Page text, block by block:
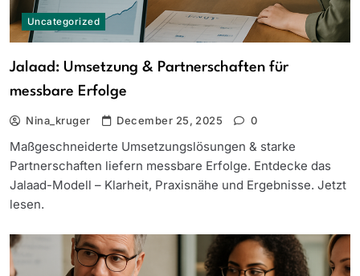
Uncategorized
Jalaad: Umsetzung & Partnerschaften für
messbare Erfolge
Nina_kruger December 25, 2025 0
Maßgeschneiderte Umsetzungslösungen & starke
Partnerschaften liefern messbare Erfolge. Entdecke das
Jalaad-Modell – Klarheit, Praxisnähe und Ergebnisse. Jetzt
lesen.